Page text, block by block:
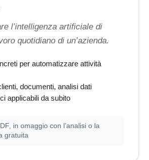
l’intelligenza artificiale di
quotidiano di un’azienda.
per automatizzare attività
documenti, analisi dati
applicabili da subito
in omaggio con l’analisi o la
gratuita